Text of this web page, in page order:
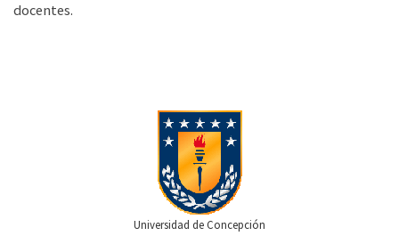
docentes.
Universidad de Concepción